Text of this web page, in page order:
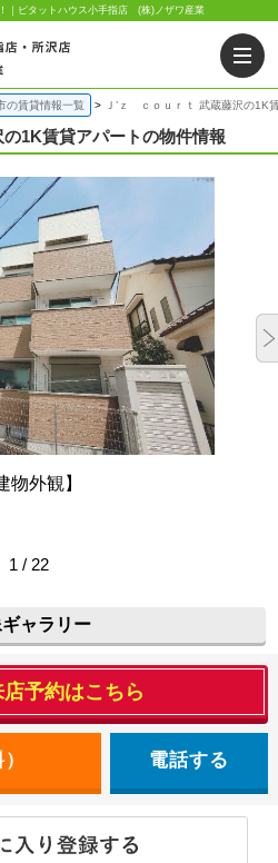
｜ピタットハウス小手指店 (株)ノザワ産業
の賃貸情報一覧 Ｊ’ｚ ｃｏｕｒｔ 武蔵藤沢の1K
の1K賃貸アパートの物件情報
物外観】
1 / 22
ャラリー
予約はこちら
電話する